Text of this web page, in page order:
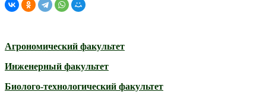
Агрономический факультет
Инженерный факультет
Биолого-технологический факультет